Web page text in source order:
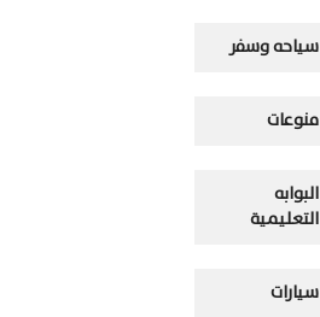
سياحه وسفر
منوعات
البوابه
التعليمية
سيارات